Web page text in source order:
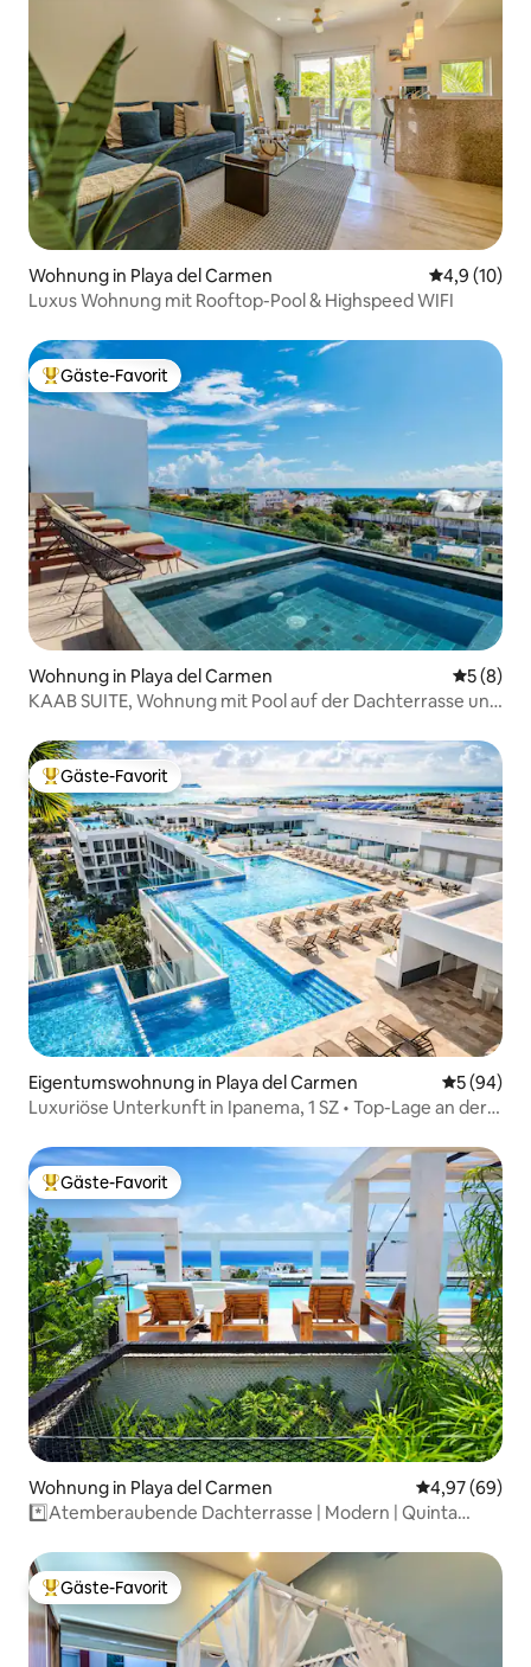
Wohnung in Playa del Carmen
4,9 (10)
Luxus Wohnung mit Rooftop-Pool & Highspeed WIFI
Beliebter Gäste-Favorit.
Gäste-Favorit
Wohnung in Playa del Carmen
5 (8)
KAAB SUITE, Wohnung mit Pool auf der Dachterrasse und
Beliebter Gäste-Favorit.
Gäste-Favorit
Eigentumswohnung in Playa del Carmen
5 (94)
Luxuriöse Unterkunft in Ipanema, 1 SZ • Top-Lage an der
Beliebter Gäste-Favorit.
Gäste-Favorit
Wohnung in Playa del Carmen
4,97 (69)
*️⃣Atemberaubende Dachterrasse | Modern | Quinta
Beliebter Gäste-Favorit.
Gäste-Favorit